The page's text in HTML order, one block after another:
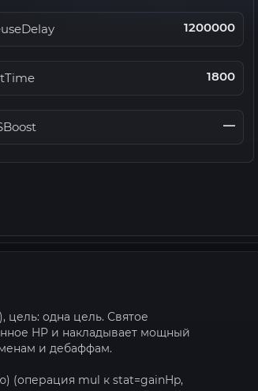
1200000
1800
—
цель: одна цель. Святое
HP и накладывает мощный
и дебаффам.
(операция mul к stat=gainHp,